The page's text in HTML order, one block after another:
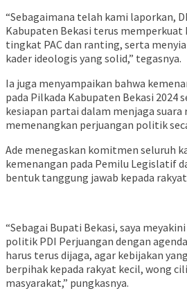
“Sebagaimana telah kami laporkan,
Kabupaten Bekasi terus memperkuat
tingkat PAC dan ranting, serta
kader ideologis yang solid,” tegasnya.
Ia juga menyampaikan bahwa
pada Pilkada Kabupaten Bekasi 2024
kesiapan partai dalam menjaga suara
memenangkan perjuangan politik
Ade menegaskan komitmen seluruh
kemenangan pada Pemilu Legislatif
bentuk tanggung jawab kepada
“Sebagai Bupati Bekasi, saya
politik PDI Perjuangan dengan
harus terus dijaga, agar kebijakan
berpihak kepada rakyat kecil, wong
masyarakat,” pungkasnya.